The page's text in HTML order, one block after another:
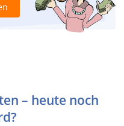
– heute noch